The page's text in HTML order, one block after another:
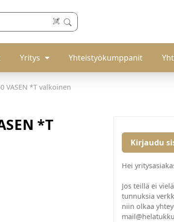
Yritys Yhteistyökumppanit
VASEN *T valkoinen
*T
Kirjaudu
Hei
Jos teillä ei
tunnuksia
niin olkaa